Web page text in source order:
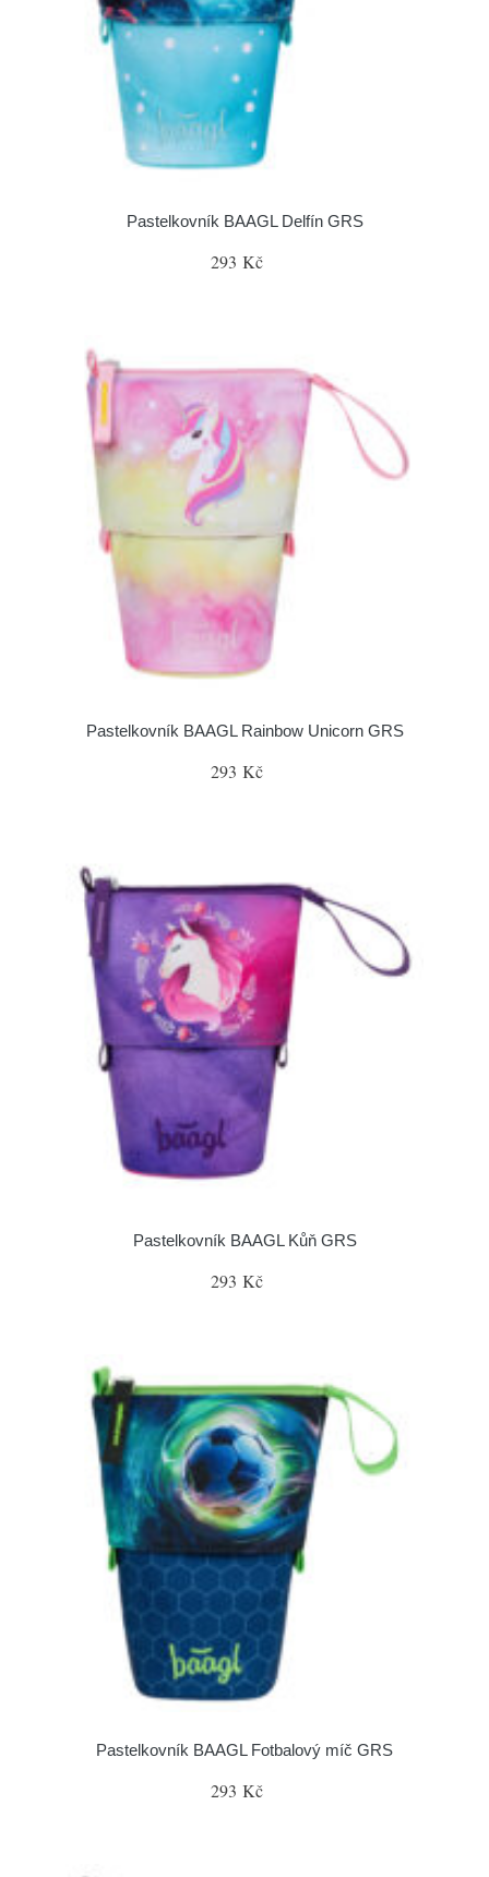
Pastelkovník BAAGL Delfín GRS
293 Kč
Pastelkovník BAAGL Rainbow Unicorn GRS
293 Kč
Pastelkovník BAAGL Kůň GRS
293 Kč
Pastelkovník BAAGL Fotbalový míč GRS
293 Kč